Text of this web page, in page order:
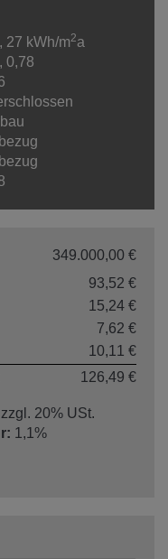
27 kWh/m2a
0,78
349.000,00 €
93,52 €
15,24 €
7,62 €
10,11 €
126,49 €
20% USt.
1,1%